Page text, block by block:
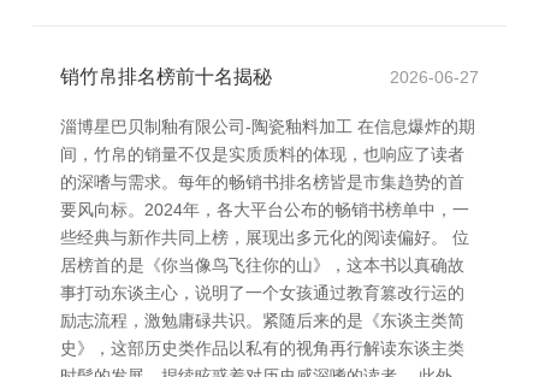
销竹帛排名榜前十名揭秘 2026-06-27
淄博星巴贝制釉有限公司-陶瓷釉料加工 在信息爆炸的期
间，竹帛的销量不仅是实质质料的体现，也响应了读者
的深嗜与需求。每年的畅销书排名榜皆是市集趋势的首
要风向标。2024年，各大平台公布的畅销书榜单中，一
些经典与新作共同上榜，展现出多元化的阅读偏好。 位
居榜首的是《你当像鸟飞往你的山》，这本书以真确故
事打动东谈主心，说明了一个女孩通过教育篡改行运的
励志流程，激勉庸碌共识。紧随后来的是《东谈主类简
史》，这部历史类作品以私有的视角再行解读东谈主类